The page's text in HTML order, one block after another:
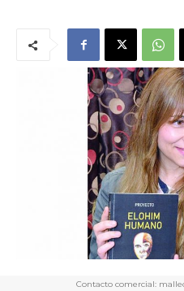
Contacto comercial: